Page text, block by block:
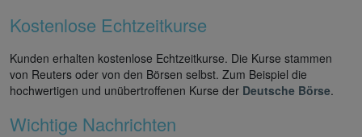
Kostenlose Echtzeitkurse
Kunden erhalten kostenlose Echtzeitkurse. Die Kurse stammen
von Reuters oder von den Börsen selbst. Zum Beispiel die
hochwertigen und unübertroffenen Kurse der Deutsche Börse.
Wichtige Nachrichten